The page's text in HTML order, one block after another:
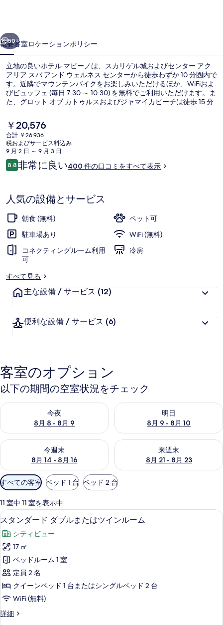
の
写
真
ギ
ャ
ラ
リ
ー
50+
概要客室ロケーションポリシー
立地の良いホテル マビーノは、スカリゲル城およびセンター アク
アリア スパ アンド ウェルネス センターから徒歩わずか 10 分圏内で
す。近隣でマウンテンバイクをお楽しみいただけるほか、WiFiおよ
びビュッフェ (毎日 7:30 ～ 10:30) を無料でご利用いただけます。ま
た、グロット オブ カトゥルスおよびジャマイカビーチは徒歩 15 分
現
在
の
料
金
は
す
￥20,576
合計 ￥26,936
税およびサービス料込み
9 月 2 日 ～ 9 月 3 日
口
コ
8.810段階中8.8
非常に良い400 件の口コミをすべて表示
人気の設備とサービス
朝食 (無料)
ペット可
駐車場あり
WiFi (無料)
コネクティングルーム利用
可
冷房
すべて見る
主な設備 / サービス (12)
便利な設備 / サービス (6)
客室のオプション
以下の期間の空室状況をチェック
今夜
8月 8 - 8月 9
今夜 8月 8 - 8月 9 の空室状況をチェック
明日
8月 9 - 8月 10
明日 8月 9 - 8月 10 の空室状
今週末
8月 14 - 8月 16
今週末 8月 14 - 8月 16 の空室状況をチェック
来週末
8月 21 - 8月 23
来週末 8月 21 - 8月 23 の空室
利
用
可
能
な
客
室
の
絞
り
込
み
条
すべての客室 ベッド 1 台 ベッド 2 台
11 室中 11 室を表示中
ス
タ
ン
ダ
ー
ド
ダ
ル
スタンダード ダブルまたはツインル
5
スタンダード ダブルまたはツインルーム
シティビュー
17 ㎡
ベッドルーム 1 室
定員 2 名
クイーンベッド 1 台またはシングルベッド 2 台
WiFi (無料)
詳細
ス